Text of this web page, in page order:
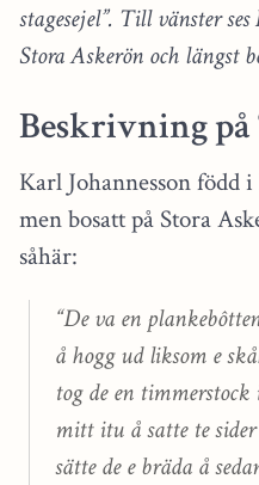
stagesejel”. Till vänster
Stora Askerön och
Beskrivning på
Karl Johannesson född
men bosatt på Stora
såhär:
“De va en
å hogg ud liksom e
tog de en
mitt itu å satte te sider
sätte de e bräda å